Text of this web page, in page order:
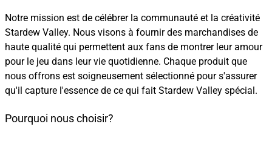
Notre mission est de célébrer la communauté et la créativité
Stardew Valley. Nous visons à fournir des marchandises de
haute qualité qui permettent aux fans de montrer leur amour
pour le jeu dans leur vie quotidienne. Chaque produit que
nous offrons est soigneusement sélectionné pour s'assurer
qu'il capture l'essence de ce qui fait Stardew Valley spécial.
Pourquoi nous choisir?